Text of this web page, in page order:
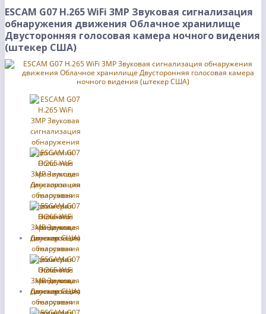
ESCAM G07 H.265 WiFi 3MP Звуковая сигнализация
обнаружения движения Облачное хранилище
Двусторонняя голосовая камера ночного видения
(штекер США)